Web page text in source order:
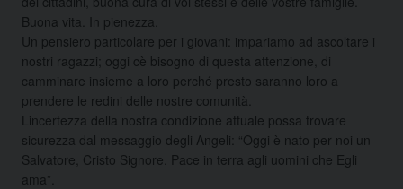
Buona vita. In pienezza.
Un pensiero particolare per i giovani: impariamo ad ascoltare i
nostri ragazzi; oggi cè bisogno di questa attenzione, di
camminare insieme a loro perché presto saranno loro a
prendere le redini delle nostre comunità.
Lincertezza della nostra condizione attuale possa trovare
sicurezza dal messaggio degli Angeli: “Oggi è nato per noi un
Salvatore, Cristo Signore. Pace in terra agli uomini che Egli
ama”.